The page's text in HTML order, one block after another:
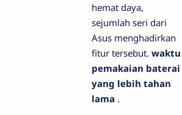
hemat daya,
sejumlah seri dari
Asus menghadirkan
fitur tersebut. waktu
pemakaian baterai
yang lebih tahan
lama .